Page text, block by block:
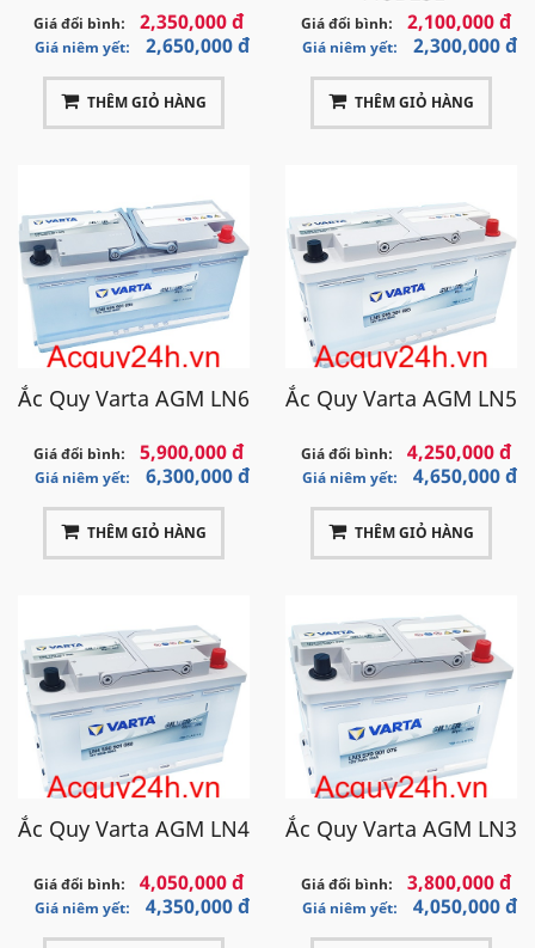
1. Khung dươngPowerFrame® được cấp bằng
2. Bản cực dương với công thức khối đặc biệt
3. Bản cực dương với bộ chia tách bằng sợi thuỷ tinh
4. Khung âm PowerFrame® được cấp bằng sáng
chế
5. Bản cực âm với công thức khối đặc biệt
6. Nhóm bản cực dương và âm
7. Bộ bản cực
8. Hộp chứa cường lực được cấp bằng sáng chế
Hình ảnh công nghệ PowerFrame của Varta
Thông tin đại lý phân phối ắc quy Varta
Tên đại
lý
Đại lý ắc quy 24h
Giá đổi bình: 2,350,000 đ
Giá niêm yết: 2,650,000 đ
THÊM GIỎ HÀNG
Giá đổi bình: 2,100,000 đ
Giá niêm yết: 2,300,000 đ
THÊM GIỎ HÀNG
Ắc Quy Varta AGM LN6
Giá đổi bình: 5,900,000 đ
Giá niêm yết: 6,300,000 đ
THÊM GIỎ HÀNG
Ắc Quy Varta AGM LN5
Giá đổi bình: 4,250,000 đ
Giá niêm yết: 4,650,000 đ
THÊM GIỎ HÀNG
Ắc Quy Varta AGM LN4
Giá đổi bình: 4,050,000 đ
Giá niêm yết: 4,350,000 đ
Ắc Quy Varta AGM LN3
Giá đổi bình: 3,800,000 đ
Giá niêm yết: 4,050,000 đ